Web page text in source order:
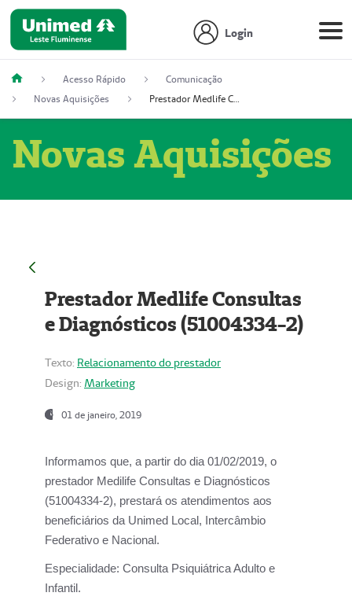
Login
Acesso Rápido
Comunicação
Novas Aquisições
Prestador Medlife Consultas e Diagnósticos (51004334-2)
Novas Aquisições
Prestador Medlife Consultas
e Diagnósticos (51004334-2)
Texto: Relacionamento do prestador
Design: Marketing
01 de janeiro, 2019
Informamos que, a partir do dia 01/02/2019, o
prestador Medilife Consultas e Diagnósticos
(51004334-2), prestará os atendimentos aos
beneficiários da Unimed Local, Intercâmbio
Federativo e Nacional.
Especialidade: Consulta Psiquiátrica Adulto e
Infantil.